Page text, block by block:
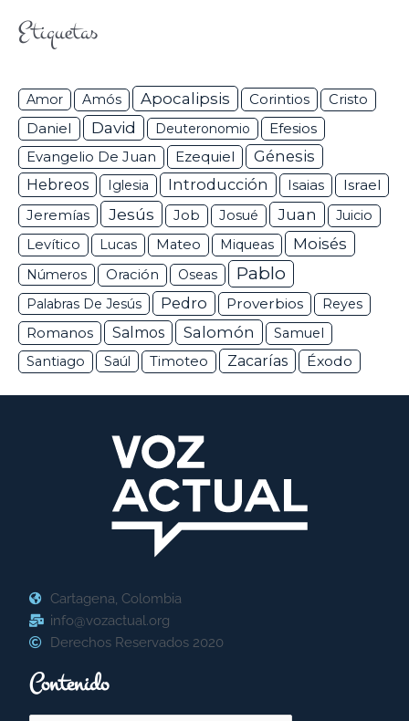
Etiquetas
Amor Amós Apocalipsis Corintios Cristo
Daniel David Deuteronomio Efesios
Evangelio De Juan Ezequiel
Génesis
Hebreos
Iglesia Introducción Isaias Israel
Jeremías Jesús Job Josué Juan
Juicio
Levítico
Lucas Mateo Miqueas Moisés
Números Oración Oseas Pablo
Palabras De Jesús Pedro Proverbios Reyes
Romanos Salmos Salomón
Samuel
Santiago
Saúl Timoteo Zacarías Éxodo
Cartagena, Colombia
info@vozactual.org
Derechos Reservados 2020
Contenido